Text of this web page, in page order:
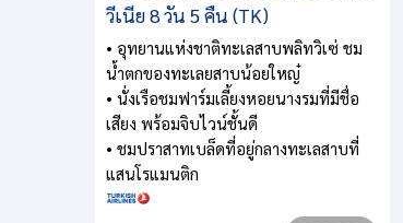
วีเนีย 8 วัน 5 คืน (TK)
• อุทยานแห่งชาติทะเลสาบพลิทวิเซ่ ชม
น้ำตกของทะเลยสาบน้อยใหญ๋
• นั่งเรือชมฟาร์มเลี้ยงหอยนางรมที่มีชื่อ
เสียง พร้อมจิบไวน์ชั้นดี
• ชมปราสาทเบล็ดที่อยู่กลางทะเลสาบที่
แสนโรแมนติก